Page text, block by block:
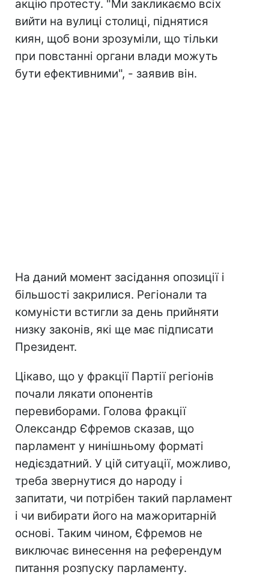
акцію протесту. "Ми закликаємо всіх
вийти на вулиці столиці, піднятися
киян, щоб вони зрозуміли, що тільки
при повстанні органи влади можуть
бути ефективними", - заявив він.
На даний момент засідання опозиції і
більшості закрилися. Регіонали та
комуністи встигли за день прийняти
низку законів, які ще має підписати
Президент.
Цікаво, що у фракції Партії регіонів
почали лякати опонентів
перевиборами. Голова фракції
Олександр Єфремов сказав, що
парламент у нинішньому форматі
недієздатний. У цій ситуації, можливо,
треба звернутися до народу і
запитати, чи потрібен такий парламент
і чи вибирати його на мажоритарній
основі. Таким чином, Єфремов не
виключає винесення на референдум
питання розпуску парламенту.